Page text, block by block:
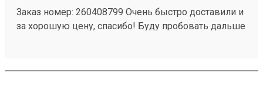
Заказ номер: 260408799 Очень быстро доставили и
за хорошую цену, спасибо! Буду пробовать дальше